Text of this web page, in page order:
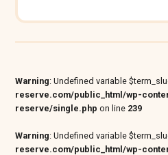
Warning: Undefined variable
reserve.com/public_html/wp-
reserve/single.php on line 239
Warning: Undefined variable
reserve.com/public_html/wp-